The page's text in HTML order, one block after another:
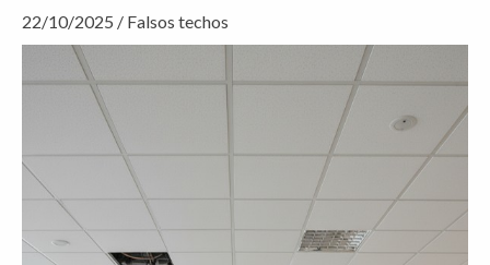
22/10/2025 / Falsos techos